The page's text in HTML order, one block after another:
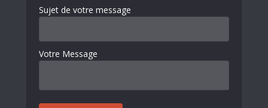
Sujet de votre message
Votre Message